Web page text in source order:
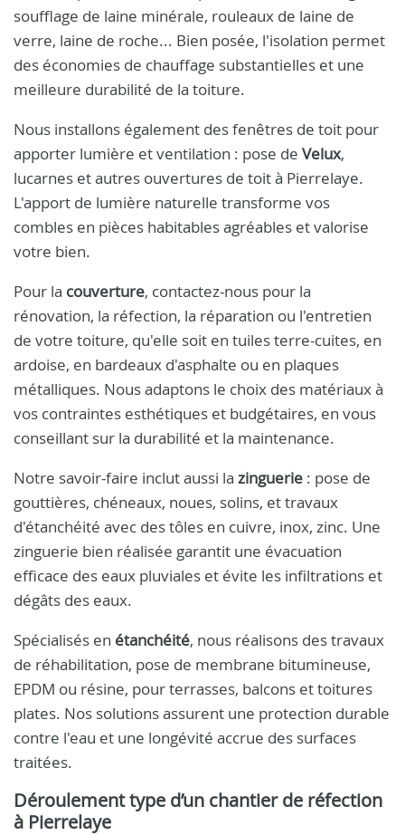
soufflage de laine minérale, rouleaux de laine de
verre, laine de roche... Bien posée, l'isolation permet
des économies de chauffage substantielles et une
meilleure durabilité de la toiture.
Nous installons également des fenêtres de toit pour
apporter lumière et ventilation : pose de Velux,
lucarnes et autres ouvertures de toit à Pierrelaye.
L'apport de lumière naturelle transforme vos
combles en pièces habitables agréables et valorise
votre bien.
Pour la couverture, contactez-nous pour la
rénovation, la réfection, la réparation ou l'entretien
de votre toiture, qu'elle soit en tuiles terre-cuites, en
ardoise, en bardeaux d'asphalte ou en plaques
métalliques. Nous adaptons le choix des matériaux à
vos contraintes esthétiques et budgétaires, en vous
conseillant sur la durabilité et la maintenance.
Notre savoir-faire inclut aussi la zinguerie : pose de
gouttières, chéneaux, noues, solins, et travaux
d'étanchéité avec des tôles en cuivre, inox, zinc. Une
zinguerie bien réalisée garantit une évacuation
efficace des eaux pluviales et évite les infiltrations et
dégâts des eaux.
Spécialisés en étanchéité, nous réalisons des travaux
de réhabilitation, pose de membrane bitumineuse,
EPDM ou résine, pour terrasses, balcons et toitures
plates. Nos solutions assurent une protection durable
contre l'eau et une longévité accrue des surfaces
traitées.
Déroulement type d’un chantier de réfection
à Pierrelaye